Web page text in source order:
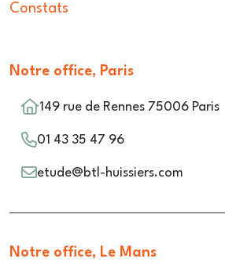
Constats
Notre office, Paris
149 rue de Rennes 75006 Paris
01 43 35 47 96
etude@btl-huissiers.com
Notre office, Le Mans